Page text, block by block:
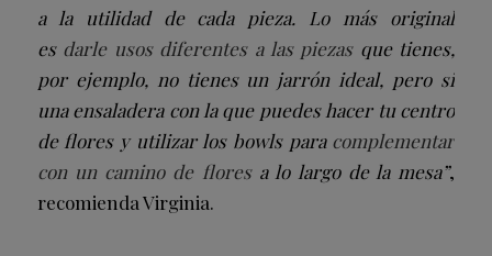
a la utilidad de cada pieza. Lo más original
es darle usos diferentes a las piezasque tienes,
por ejemplo, no tienes un jarrón ideal, pero si
una ensaladera con la que puedes hacer tu centro
de flores y utilizar los bowls para complementar
con un camino de floresa lo largo de la mesa”,
recomienda Virginia.